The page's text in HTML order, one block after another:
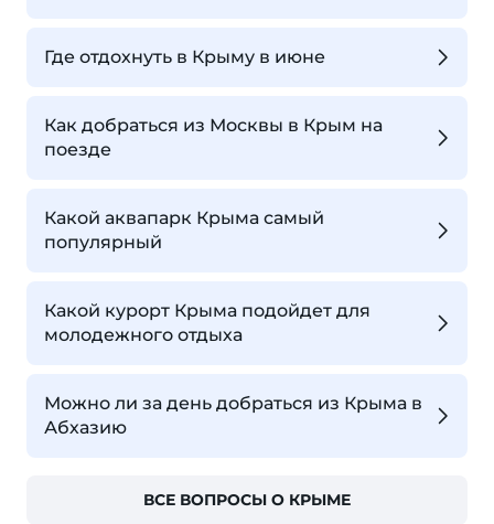
Где отдохнуть в Крыму в июне
Как добраться из Москвы в Крым на
поезде
Какой аквапарк Крыма самый
популярный
Какой курорт Крыма подойдет для
молодежного отдыха
Можно ли за день добраться из Крыма в
Абхазию
ВСЕ ВОПРОСЫ О КРЫМЕ